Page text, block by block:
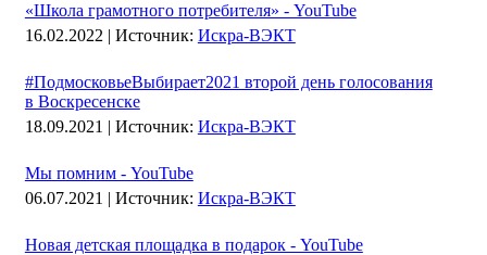
«Школа грамотного потребителя» - YouTube
16.02.2022 | Источник: Искра-ВЭКТ
#ПодмосковьеВыбирает2021 второй день голосования
в Воскресенске
18.09.2021 | Источник: Искра-ВЭКТ
Мы помним - YouTube
06.07.2021 | Источник: Искра-ВЭКТ
Новая детская площадка в подарок - YouTube